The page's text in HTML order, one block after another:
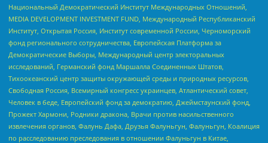
Национальный Демократический Институт Международных Отношений,
MEDIA DEVELOPMENT INVESTMENT FUND, Международный Республиканский
Институт, Открытая Россия, Институт современной России, Черноморский
фонд регионального сотрудничества, Европейская Платформа за
Демократические Выборы, Международный центр электоральных
исследований, Германский фонд Маршалла Соединенных Штатов,
Тихоокеанский центр защиты окружающей среды и природных ресурсов,
Свободная Россия, Всемирный конгресс украинцев, Атлантический совет,
Человек в беде, Европейский фонд за демократию, Джеймстаунский фонд,
Прожект Хармони, Родники дракона, Врачи против насильственного
извлечения органов, Фалунь Дафа, Друзья Фалуньгун, Фалуньгун, Коалиция
по расследованию преследования в отношении Фалуньгун в Китае,